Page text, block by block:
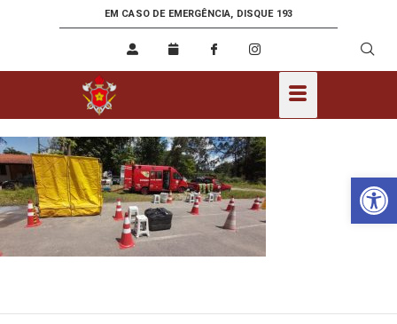
EM CASO DE EMERGÊNCIA, DISQUE 193